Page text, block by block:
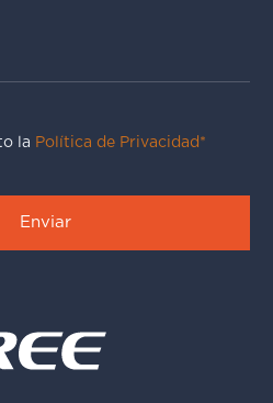
la Política de Privacidad*